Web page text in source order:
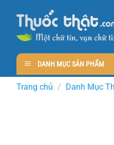
content
DANH MỤC SẢN PHẨM
Trang chủ / Danh Mục